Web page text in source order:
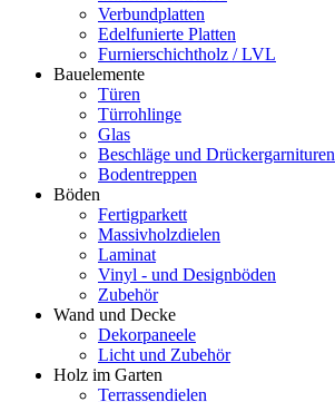
Verbundplatten
Edelfunierte Platten
Furnierschichtholz / LVL
Bauelemente
Türen
Türrohlinge
Glas
Beschläge und Drückergarnituren
Bodentreppen
Böden
Fertigparkett
Massivholzdielen
Laminat
Vinyl - und Designböden
Zubehör
Wand und Decke
Dekorpaneele
Licht und Zubehör
Holz im Garten
Terrassendielen